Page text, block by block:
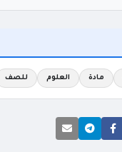
مادة العلوم للصف